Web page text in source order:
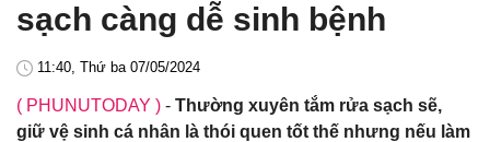
sạch càng dễ sinh bệnh
11:40, Thứ ba 07/05/2024
( PHUNUTODAY ) - Thường xuyên tắm rửa sạch sẽ,
giữ vệ sinh cá nhân là thói quen tốt thế nhưng nếu làm